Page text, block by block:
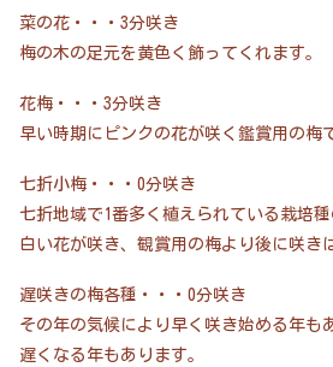
菜の花・・・3分咲き
梅の木の足元を黄色く飾ってくれます。
花梅・・・3分咲き
早い時期にピンクの花が咲く鑑賞用の梅
七折小梅・・・0分咲き
七折地域で1番多く植えられている栽培種
白い花が咲き、観賞用の梅より後に咲き
遅咲きの梅各種・・・0分咲き
その年の気候により早く咲き始める年も
遅くなる年もあります。